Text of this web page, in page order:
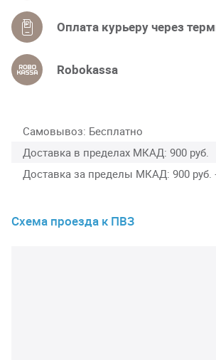
Оплата курьеру через
Robokassa
Самовывоз Бесплатно
Доставка в пределах МКАД 900 руб.
Доставка за пределы МКАД 900
Схема проезда к ПВЗ